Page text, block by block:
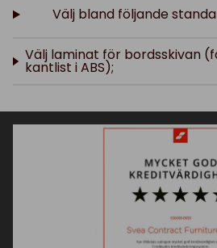
Välj bland följande
Välj laminat för bordsskivan
kantlist i ABS);